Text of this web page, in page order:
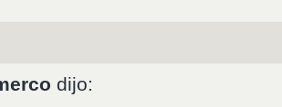
dijo: